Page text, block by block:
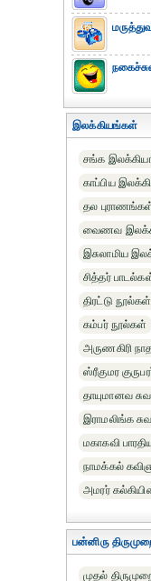
இலக்கியங்கள்
சங்க
காப்பிய
தல
வைணவ
இசுலாமிய
சித்தர்
திரட்டு நூல்கள்
கம்பர் நூல்கள்
அருணகிரி
ஸ்ரீகுமர
தாயுமானவ
இராமலிங்க
மகாகவி
நாமக்கல்
அமரர்
பன்னிரு
முதல்